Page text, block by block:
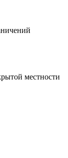
местности